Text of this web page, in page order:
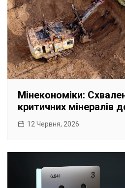
Мінекономіки:
критичних мінералів
12 Червня, 2026